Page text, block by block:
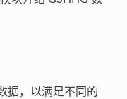
据，以满足不同的